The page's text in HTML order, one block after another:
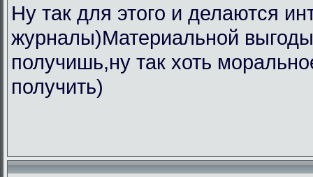
Ну так для этого и делаются
журналы)Материальной
получишь,ну так хоть
получить)